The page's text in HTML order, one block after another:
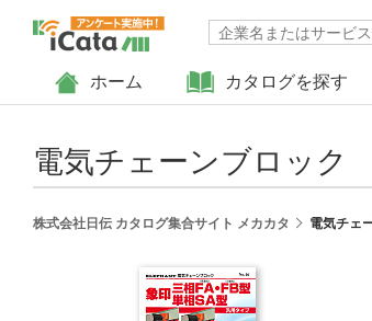
ホーム カタログを探す
電気チェーンブロッ
株式会社日伝 カタログ集合サイト メカカタ 電気チェ